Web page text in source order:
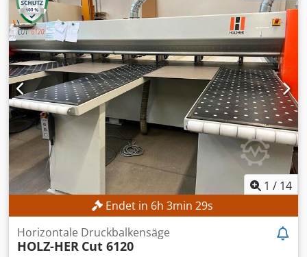
1 / 14
Endet in 6h 3min 26s
Horizontale Druckbalkensäge
HOLZ-HER Cut 6120